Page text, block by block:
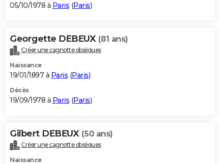
05/10/1978 à Paris (Paris)
Georgette DEBEUX (81 ans)
Créer une cagnotte obsèques
Naissance
19/01/1897 à Paris (Paris)
Décès
19/09/1978 à Paris (Paris)
Gilbert DEBEUX (50 ans)
Créer une cagnotte obsèques
Naissance